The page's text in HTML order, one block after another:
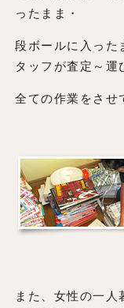
ったまま・
段ボールに入った
タッフが査定～運
全ての作業をさ
また、女性の一